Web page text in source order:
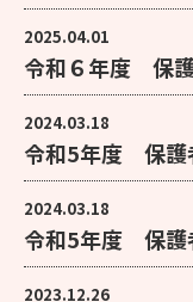
2025.04.01
令和６年度 保
2024.03.18
令和5年度 保
2024.03.18
令和5年度 保
2023.12.26